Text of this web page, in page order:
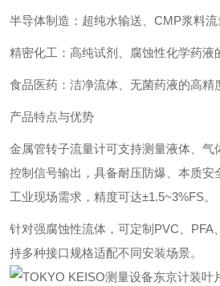
半导体制造：超纯水输送、CMP浆料
精密化工：高纯试剂、腐蚀性化学药液
食品医药：洁净流体、无菌药液的高精
产品特点与优势
金属管转子流量计可支持测量液体、气
控制信号输出，具备耐压防爆、本质安
工业现场需求，精度可达±1.5~3%FS。
针对强腐蚀性流体，可定制PVC、PFA
持多种接口规格适配不同安装场景。